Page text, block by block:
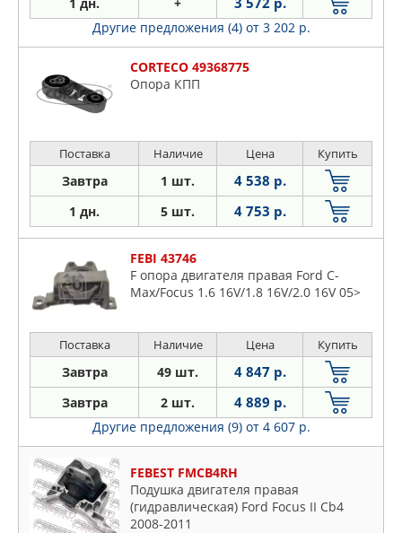
Другие предложения (4) от 3 202 р.
CORTECO 49368775
Опора КПП
Поставка Наличие Цена Купить
Завтра 1 шт. 4 538 р.
1 дн. 5 шт. 4 753 р.
FEBI 43746
F опора двигателя правая Ford C-
Max/Focus 1.6 16V/1.8 16V/2.0 16V 05>
Поставка Наличие Цена Купить
Завтра 49 шт. 4 847 р.
Завтра 2 шт. 4 889 р.
Другие предложения (9) от 4 607 р.
FEBEST FMCB4RH
Подушка двигателя правая
(гидравлическая) Ford Focus II Cb4
2008-2011